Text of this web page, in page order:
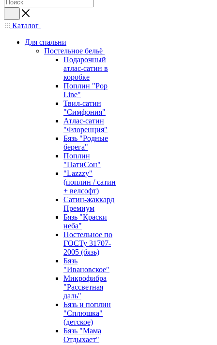
Каталог
Для спальни
Постельное бельё
Подарочный
атлас-сатин в
коробке
Поплин "Pop
Line"
Твил-сатин
"Симфония"
Атлас-сатин
"Флоренция"
Бязь "Родные
берега"
Поплин
"ПатиСон"
"Lazzzy"
(поплин / сатин
+ велсофт)
Сатин-жаккард
Премиум
Бязь "Краски
неба"
Постельное по
ГОСТу 31707-
2005 (бязь)
Бязь
"Ивановское"
Микрофибра
"Рассветная
даль"
Бязь и поплин
"Сплюшка"
(детское)
Бязь "Мама
Отдыхает"